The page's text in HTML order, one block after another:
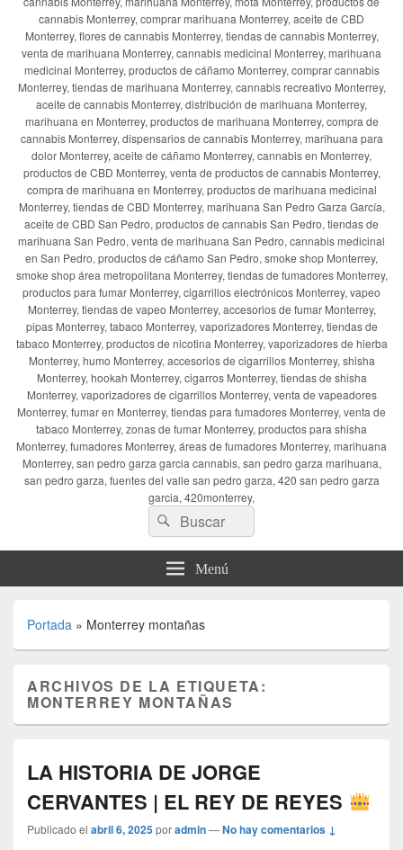
cannabis Monterrey, comprar marihuana Monterrey, aceite de CBD
Monterrey, flores de cannabis Monterrey, tiendas de cannabis Monterrey,
venta de marihuana Monterrey, cannabis medicinal Monterrey, marihuana
medicinal Monterrey, productos de cáñamo Monterrey, comprar cannabis
Monterrey, tiendas de marihuana Monterrey, cannabis recreativo Monterrey,
aceite de cannabis Monterrey, distribución de marihuana Monterrey,
marihuana en Monterrey, productos de marihuana Monterrey, compra de
cannabis Monterrey, dispensarios de cannabis Monterrey, marihuana para
dolor Monterrey, aceite de cáñamo Monterrey, cannabis en Monterrey,
productos de CBD Monterrey, venta de productos de cannabis Monterrey,
compra de marihuana en Monterrey, productos de marihuana medicinal
Monterrey, tiendas de CBD Monterrey, marihuana San Pedro Garza García,
aceite de CBD San Pedro, productos de cannabis San Pedro, tiendas de
marihuana San Pedro, venta de marihuana San Pedro, cannabis medicinal
en San Pedro, productos de cáñamo San Pedro, smoke shop Monterrey,
smoke shop área metropolitana Monterrey, tiendas de fumadores Monterrey,
productos para fumar Monterrey, cigarrillos electrónicos Monterrey, vapeo
Monterrey, tiendas de vapeo Monterrey, accesorios de fumar Monterrey,
pipas Monterrey, tabaco Monterrey, vaporizadores Monterrey, tiendas de
tabaco Monterrey, productos de nicotina Monterrey, vaporizadores de hierba
Monterrey, humo Monterrey, accesorios de cigarrillos Monterrey, shisha
Monterrey, hookah Monterrey, cigarros Monterrey, tiendas de shisha
Monterrey, vaporizadores de cigarrillos Monterrey, venta de vapeadores
Monterrey, fumar en Monterrey, tiendas para fumadores Monterrey, venta de
tabaco Monterrey, zonas de fumar Monterrey, productos para shisha
Monterrey, fumadores Monterrey, áreas de fumadores Monterrey, marihuana
Monterrey, san pedro garza garcia cannabis, san pedro garza marihuana,
san pedro garza, fuentes del valle san pedro garza, 420 san pedro garza
garcia, 420monterrey,
Buscar
por:
Buscar
Menú
Portada » Monterrey montañas
ARCHIVOS DE LA ETIQUETA:
MONTERREY MONTAÑAS
LA HISTORIA DE JORGE
CERVANTES | EL REY DE REYES
Publicado el abril 6, 2025poradmin—No hay comentarios ↓